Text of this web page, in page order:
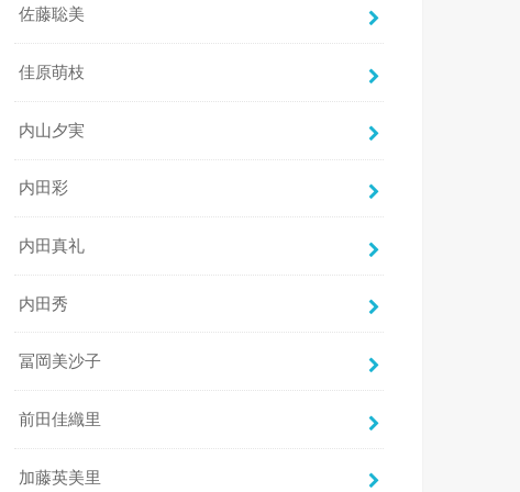
佐藤聡美
佳原萌枝
内山夕実
内田彩
内田真礼
内田秀
冨岡美沙子
前田佳織里
加藤英美里